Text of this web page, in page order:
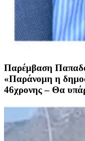
Παρέμβαση
«Παράνομη η
46χρονης – Θα